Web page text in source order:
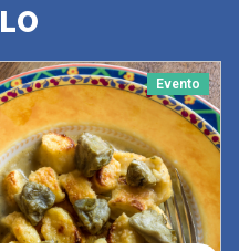
Evento